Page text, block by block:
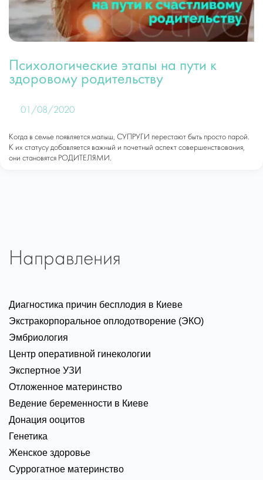
Психологические этапы на пути к
здоровому родительству
01/08/2020
Когда в семье появляется малыш, СУПРУГИ перестают быть просто парой.
К их статусу добавляется важный и почетный аспект совершенствования,
они становятся РОДИТЕЛЯМИ.
Направления
Диагностика причин бесплодия в Киеве
Экстракорпоральное оплодотворение (ЭКО)
Эмбриология
Центр оперативной гинекологии
Экспертное УЗИ
Отложенное материнство
Ведение беременности в Киеве
Донация ооцитов
Генетика
Женское здоровье
Суррогатное материнство